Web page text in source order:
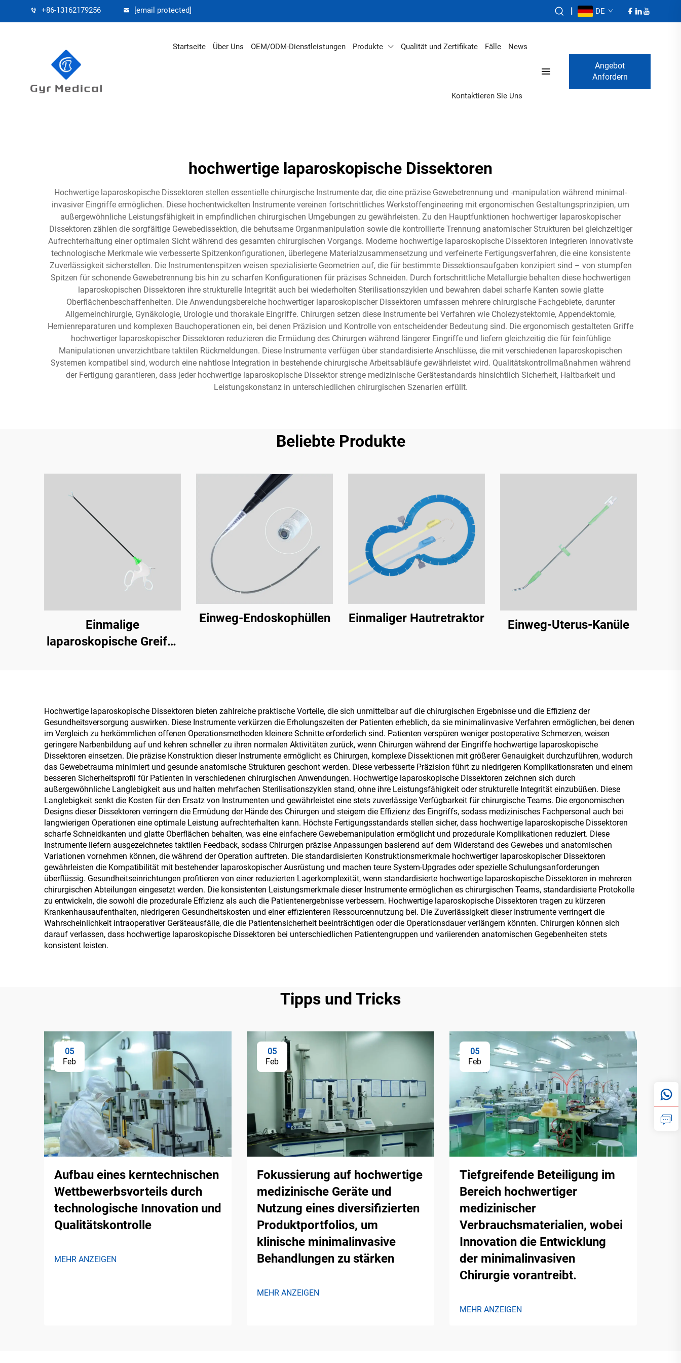
+86-13162179256 [email protected] | DE
Startseite Über Uns OEM/ODM-Dienstleistungen Produkte Qualität und Zertifikate Fälle News
Kontaktieren Sie Uns
Angebot
Anfordern
hochwertige laparoskopische Dissektoren
Hochwertige laparoskopische Dissektoren stellen essentielle chirurgische Instrumente dar, die eine präzise Gewebetrennung und -manipulation während minimal-
invasiver Eingriffe ermöglichen. Diese hochentwickelten Instrumente vereinen fortschrittliches Werkstoffengineering mit ergonomischen Gestaltungsprinzipien, um
außergewöhnliche Leistungsfähigkeit in empfindlichen chirurgischen Umgebungen zu gewährleisten. Zu den Hauptfunktionen hochwertiger laparoskopischer
Dissektoren zählen die sorgfältige Gewebedissektion, die behutsame Organmanipulation sowie die kontrollierte Trennung anatomischer Strukturen bei gleichzeitiger
Aufrechterhaltung einer optimalen Sicht während des gesamten chirurgischen Vorgangs. Moderne hochwertige laparoskopische Dissektoren integrieren innovativste
technologische Merkmale wie verbesserte Spitzenkonfigurationen, überlegene Materialzusammensetzung und verfeinerte Fertigungsverfahren, die eine konsistente
Zuverlässigkeit sicherstellen. Die Instrumentenspitzen weisen spezialisierte Geometrien auf, die für bestimmte Dissektionsaufgaben konzipiert sind – von stumpfen
Spitzen für schonende Gewebetrennung bis hin zu scharfen Konfigurationen für präzises Schneiden. Durch fortschrittliche Metallurgie behalten diese hochwertigen
laparoskopischen Dissektoren ihre strukturelle Integrität auch bei wiederholten Sterilisationszyklen und bewahren dabei scharfe Kanten sowie glatte
Oberflächenbeschaffenheiten. Die Anwendungsbereiche hochwertiger laparoskopischer Dissektoren umfassen mehrere chirurgische Fachgebiete, darunter
Allgemeinchirurgie, Gynäkologie, Urologie und thorakale Eingriffe. Chirurgen setzen diese Instrumente bei Verfahren wie Cholezystektomie, Appendektomie,
Hernienreparaturen und komplexen Bauchoperationen ein, bei denen Präzision und Kontrolle von entscheidender Bedeutung sind. Die ergonomisch gestalteten Griffe
hochwertiger laparoskopischer Dissektoren reduzieren die Ermüdung des Chirurgen während längerer Eingriffe und liefern gleichzeitig die für feinfühlige
Manipulationen unverzichtbare taktilen Rückmeldungen. Diese Instrumente verfügen über standardisierte Anschlüsse, die mit verschiedenen laparoskopischen
Systemen kompatibel sind, wodurch eine nahtlose Integration in bestehende chirurgische Arbeitsabläufe gewährleistet wird. Qualitätskontrollmaßnahmen während
der Fertigung garantieren, dass jeder hochwertige laparoskopische Dissektor strenge medizinische Gerätestandards hinsichtlich Sicherheit, Haltbarkeit und
Leistungskonstanz in unterschiedlichen chirurgischen Szenarien erfüllt.
Beliebte Produkte
Einmalige
laparoskopische Greifer
Einweg-Endoskophüllen Einmaliger Hautretraktor Einweg-Uterus-Kanüle
Hochwertige laparoskopische Dissektoren bieten zahlreiche praktische Vorteile, die sich unmittelbar auf die chirurgischen Ergebnisse und die Effizienz der
Gesundheitsversorgung auswirken. Diese Instrumente verkürzen die Erholungszeiten der Patienten erheblich, da sie minimalinvasive Verfahren ermöglichen, bei denen
im Vergleich zu herkömmlichen offenen Operationsmethoden kleinere Schnitte erforderlich sind. Patienten verspüren weniger postoperative Schmerzen, weisen
geringere Narbenbildung auf und kehren schneller zu ihren normalen Aktivitäten zurück, wenn Chirurgen während der Eingriffe hochwertige laparoskopische
Dissektoren einsetzen. Die präzise Konstruktion dieser Instrumente ermöglicht es Chirurgen, komplexe Dissektionen mit größerer Genauigkeit durchzuführen, wodurch
das Gewebetrauma minimiert und gesunde anatomische Strukturen geschont werden. Diese verbesserte Präzision führt zu niedrigeren Komplikationsraten und einem
besseren Sicherheitsprofil für Patienten in verschiedenen chirurgischen Anwendungen. Hochwertige laparoskopische Dissektoren zeichnen sich durch
außergewöhnliche Langlebigkeit aus und halten mehrfachen Sterilisationszyklen stand, ohne ihre Leistungsfähigkeit oder strukturelle Integrität einzubüßen. Diese
Langlebigkeit senkt die Kosten für den Ersatz von Instrumenten und gewährleistet eine stets zuverlässige Verfügbarkeit für chirurgische Teams. Die ergonomischen
Designs dieser Dissektoren verringern die Ermüdung der Hände des Chirurgen und steigern die Effizienz des Eingriffs, sodass medizinisches Fachpersonal auch bei
langwierigen Operationen eine optimale Leistung aufrechterhalten kann. Höchste Fertigungsstandards stellen sicher, dass hochwertige laparoskopische Dissektoren
scharfe Schneidkanten und glatte Oberflächen behalten, was eine einfachere Gewebemanipulation ermöglicht und prozedurale Komplikationen reduziert. Diese
Instrumente liefern ausgezeichnetes taktilen Feedback, sodass Chirurgen präzise Anpassungen basierend auf dem Widerstand des Gewebes und anatomischen
Variationen vornehmen können, die während der Operation auftreten. Die standardisierten Konstruktionsmerkmale hochwertiger laparoskopischer Dissektoren
gewährleisten die Kompatibilität mit bestehender laparoskopischer Ausrüstung und machen teure System-Upgrades oder spezielle Schulungsanforderungen
überflüssig. Gesundheitseinrichtungen profitieren von einer reduzierten Lagerkomplexität, wenn standardisierte hochwertige laparoskopische Dissektoren in mehreren
chirurgischen Abteilungen eingesetzt werden. Die konsistenten Leistungsmerkmale dieser Instrumente ermöglichen es chirurgischen Teams, standardisierte Protokolle
zu entwickeln, die sowohl die prozedurale Effizienz als auch die Patientenergebnisse verbessern. Hochwertige laparoskopische Dissektoren tragen zu kürzeren
Krankenhausaufenthalten, niedrigeren Gesundheitskosten und einer effizienteren Ressourcennutzung bei. Die Zuverlässigkeit dieser Instrumente verringert die
Wahrscheinlichkeit intraoperativer Geräteausfälle, die die Patientensicherheit beeinträchtigen oder die Operationsdauer verlängern könnten. Chirurgen können sich
darauf verlassen, dass hochwertige laparoskopische Dissektoren bei unterschiedlichen Patientengruppen und variierenden anatomischen Gegebenheiten stets
konsistent leisten.
Tipps und Tricks
05
Feb
Aufbau eines kerntechnischen
Wettbewerbsvorteils durch
technologische Innovation und
Qualitätskontrolle
MEHR ANZEIGEN
05
Feb
Fokussierung auf hochwertige
medizinische Geräte und
Nutzung eines diversifizierten
Produktportfolios, um
klinische minimalinvasive
Behandlungen zu stärken
MEHR ANZEIGEN
05
Feb
Tiefgreifende Beteiligung im
Bereich hochwertiger
medizinischer
Verbrauchsmaterialien, wobei
Innovation die Entwicklung
der minimalinvasiven
Chirurgie vorantreibt.
MEHR ANZEIGEN